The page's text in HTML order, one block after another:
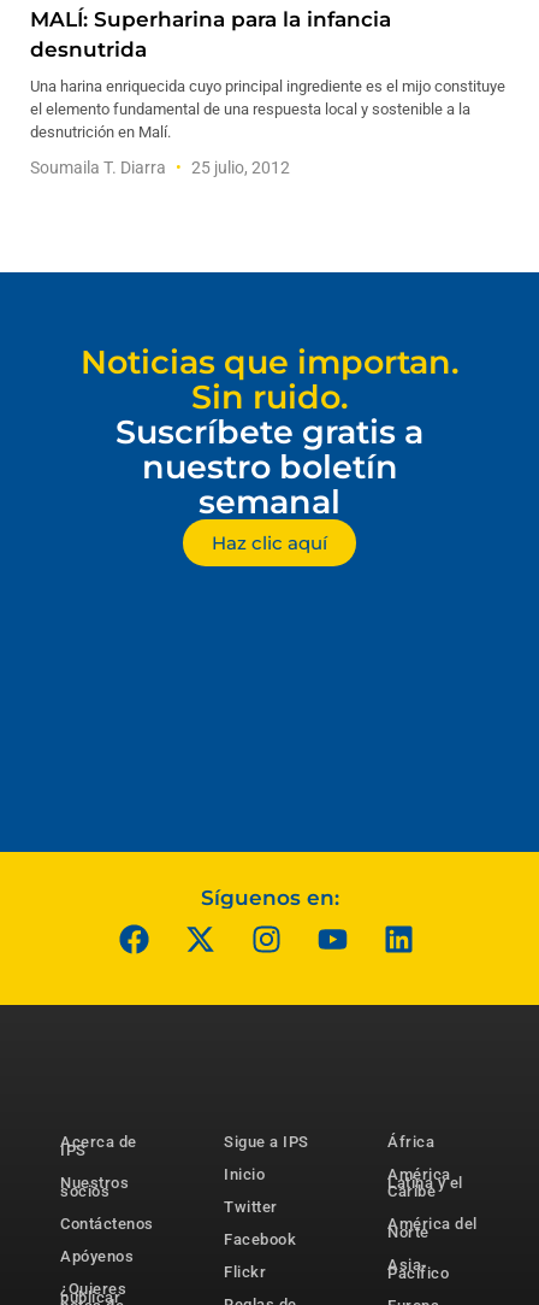
MALÍ: Superharina para la infancia
desnutrida
Una harina enriquecida cuyo principal ingrediente es el mijo constituye
el elemento fundamental de una respuesta local y sostenible a la
desnutrición en Malí.
Soumaila T. Diarra 25 julio, 2012
Noticias que importan.
Sin ruido.
Suscríbete gratis a
nuestro boletín
semanal
Haz clic aquí
Síguenos en:
Acerca de
IPS
Nuestros
socios
Contáctenos
Apóyenos
¿Quieres
publicar
Sigue a IPS
Inicio
Twitter
Facebook
Flickr
África
América
Latina y el
Caribe
América del
Norte
Asia-
Pacífico